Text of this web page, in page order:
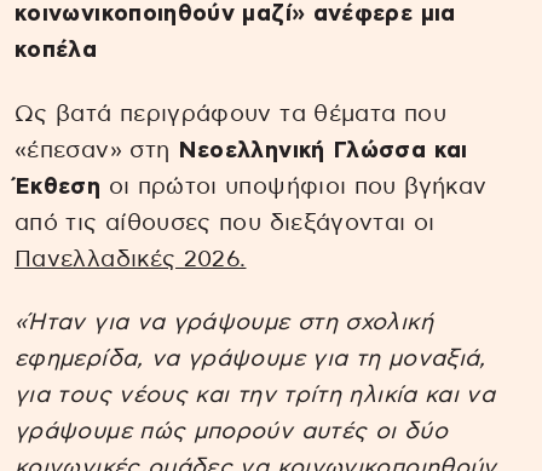
κοινωνικοποιηθούν μαζί» ανέφερε μια
κοπέλα
Ως βατά περιγράφουν τα θέματα που
«έπεσαν» στη Νεοελληνική Γλώσσα και
Έκθεση οι πρώτοι υποψήφιοι που βγήκαν
από τις αίθουσες που διεξάγονται οι
Πανελλαδικές 2026.
«Ήταν για να γράψουμε στη σχολική
εφημερίδα, να γράψουμε για τη μοναξιά,
για τους νέους και την τρίτη ηλικία και να
γράψουμε πώς μπορούν αυτές οι δύο